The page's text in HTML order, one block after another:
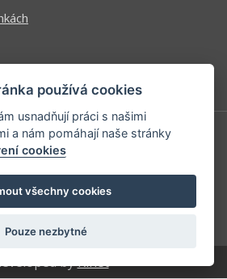
byKinet
používá cookies
usnadňují práci s našimi
a nám pomáhají naše stránky
cookies
všechny cookies
Pouze nezbytné